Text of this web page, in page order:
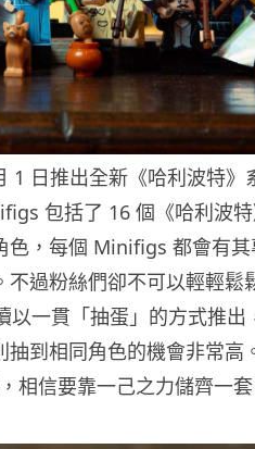
1 日推出全新《哈利波特》
包括了 16 個《哈利波
色，每個 Minifigs 都會有
不過粉絲們卻不可以輕輕鬆
以一貫「抽蛋」的方式推出
到相同角色的機會非常高
相信要靠一己之力儲齊一